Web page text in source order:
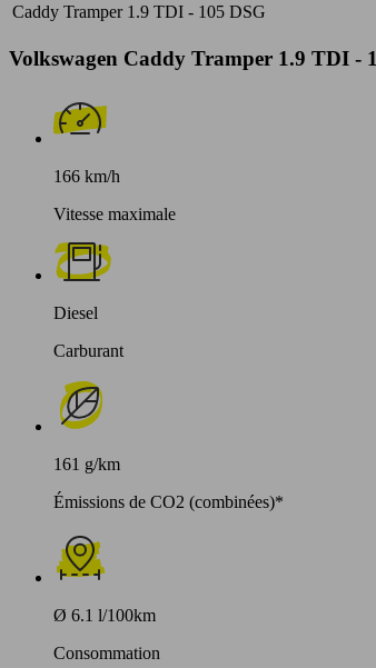
Caddy Tramper 1.9 TDI - 105 DSG
Volkswagen Caddy Tramper 1.9 TDI -
166 km/h
Vitesse maximale
Diesel
Carburant
161 g/km
Émissions de CO2 (combinées)*
Ø 6.1 l/100km
Consommation